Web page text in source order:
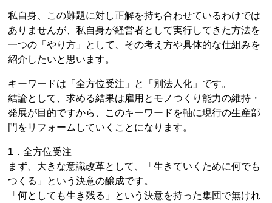
私自身、この難題に対し正解を持ち合わせているわけでは
ありませんが、私自身が経営者として実行してきた方法を
一つの「やり方」として、その考え方や具体的な仕組みを
紹介したいと思います。
キーワードは「全方位受注」と「別法人化」です。
結論として、求める結果は雇用とモノつくり能力の維持・
発展が目的ですから、このキーワードを軸に現行の生産部
門をリフォームしていくことになります。
1．全方位受注
まず、大きな意識改革として、「生きていくために何でも
つくる」という決意の醸成です。
「何としても生き残る」という決意を持った集団で無けれ